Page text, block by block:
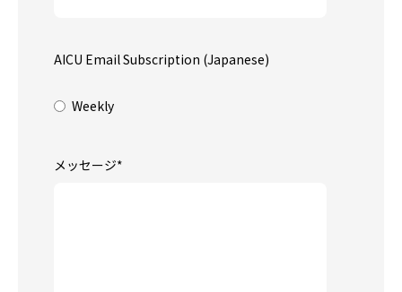
AICU Email Subscription (Japanese)
Weekly
メッセージ*